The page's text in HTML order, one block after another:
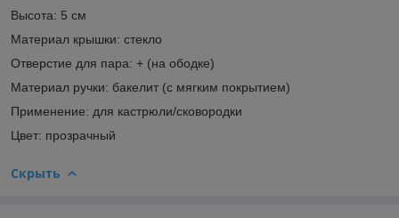
Высота: 5 см
Материал крышки: стекло
Отверстие для пара: + (на ободке)
Материал ручки: бакелит (с мягким покрытием)
Применение: для кастрюли/сковородки
Цвет: прозрачный
Скрыть